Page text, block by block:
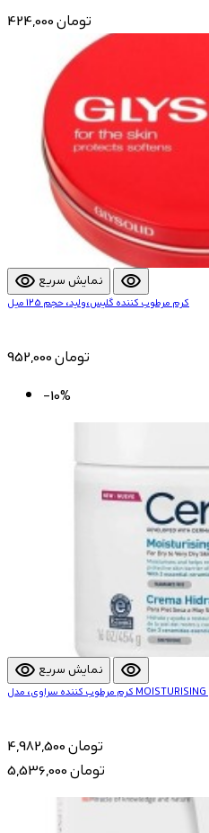
424,000 تومان
visibility نمایش سریع visibility
کرم مرطوب کننده گلیس،ولید، حجم 125 میل
952,000 تومان
-10%
visibility نمایش سریع visibility
4,982,500 تومان
5,536,000 تومان